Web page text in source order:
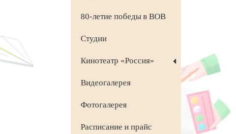
80-летие победы в ВОВ
Студии
Кинотеатр «Россия»
Видеогалерея
Фотогалерея
Расписание и прайс